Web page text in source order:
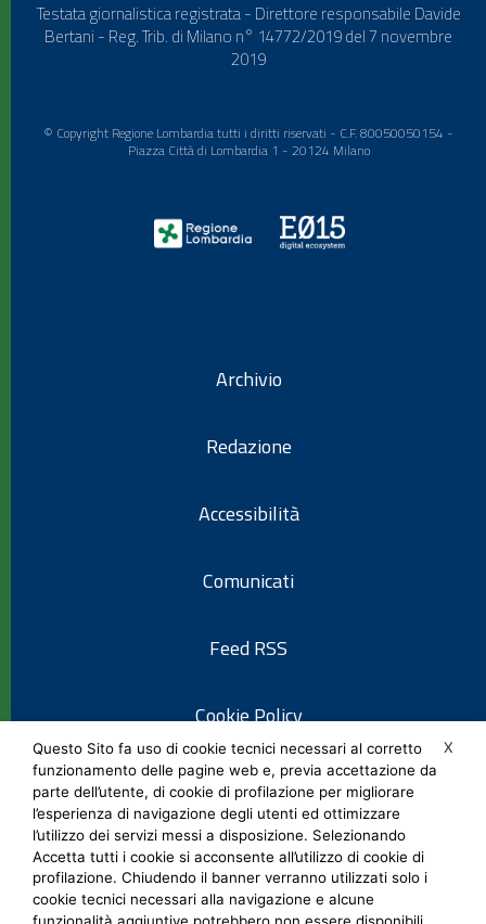
Testata giornalistica registrata - Direttore responsabile Davide
Bertani - Reg. Trib. di Milano n° 14772/2019 del 7 novembre
2019
© Copyright Regione Lombardia tutti i diritti riservati - C.F. 80050050154 -
Piazza Città di Lombardia 1 - 20124 Milano
Archivio
Redazione
Accessibilità
Comunicati
Feed RSS
Cookie Policy
Informativa privacy
Note legali
Social Media Policy
X
Questo Sito fa uso di cookie tecnici necessari al corretto
funzionamento delle pagine web e, previa accettazione da
parte dell’utente, di cookie di profilazione per migliorare
l’esperienza di navigazione degli utenti ed ottimizzare
l’utilizzo dei servizi messi a disposizione. Selezionando
Accetta tutti i cookie si acconsente all’utilizzo di cookie di
profilazione. Chiudendo il banner verranno utilizzati solo i
cookie tecnici necessari alla navigazione e alcune